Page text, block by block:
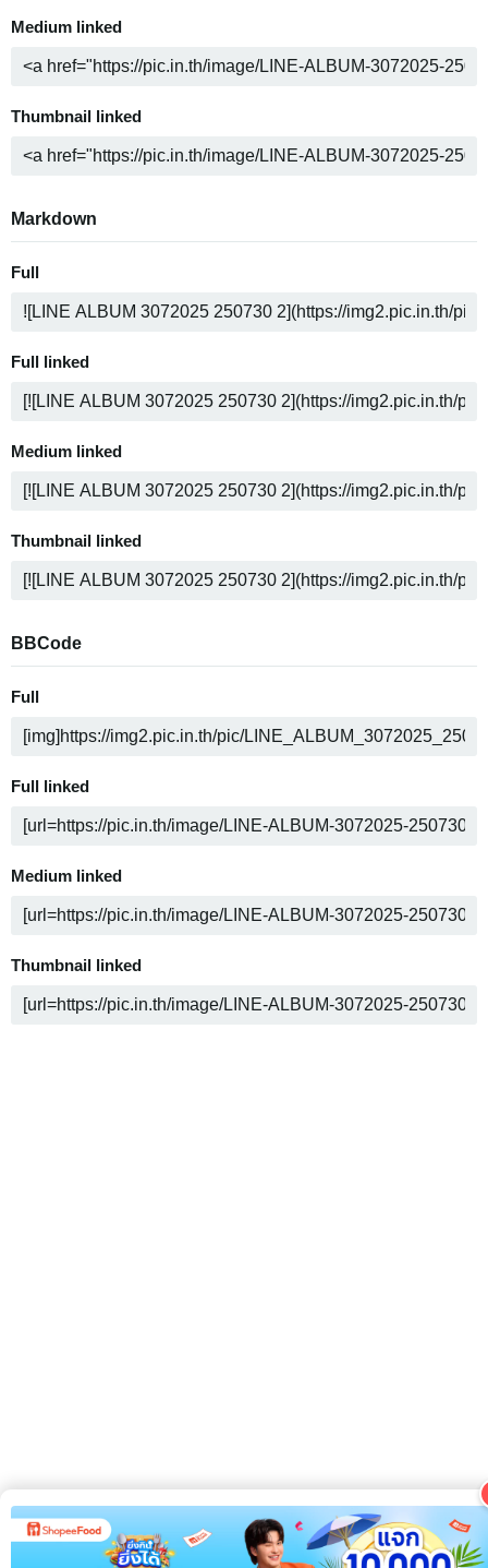
Medium linked
Thumbnail linked
Markdown
Full
Full linked
Medium linked
Thumbnail linked
BBCode
Full
Full linked
Medium linked
Thumbnail linked